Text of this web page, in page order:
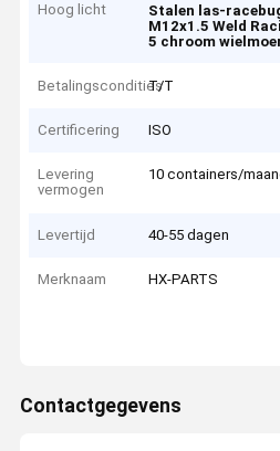
Hoog licht Stalen las-
M12x1.5 Weld
5 chroom
Betalingscondities
T/T
Certificering ISO
Levering
vermogen
10 containers/
Levertijd 40-55 dagen
Merknaam HX-PARTS
Contactgegevens